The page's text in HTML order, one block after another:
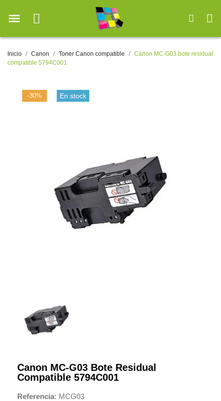
Inicio Canon Toner Canon compatible
Canon MC-G03 bote residual
compatible 5794C001
-30% En stock
Canon MC-G03 Bote Residual
Compatible 5794C001
Referencia MCG03